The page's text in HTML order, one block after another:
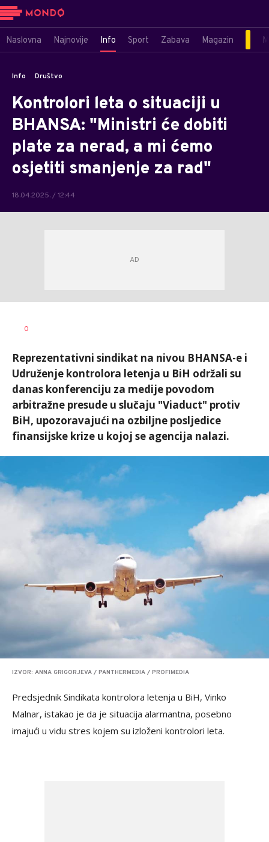
Naslovna Najnovije Info Sport Zabava Magazin
Info Društvo
Kontrolori leta o situaciji u
BHANSA: "Ministri će dobiti
plate za nerad, a mi ćemo
osjetiti smanjenje za rad"
18.04.2025. / 12:44
AUTOR
0
Reprezentativni sindikat na nivou BHANSA-e i
Udruženje kontrolora letenja u BiH održali su
danas konferenciju za medije povodom
arbitražne presude u slučaju "Viaduct" protiv
BiH, upozoravajući na ozbiljne posljedice
finansijske krize u kojoj se agencija nalazi.
IZVOR: ANNA GRIGORJEVA / PANTHERMEDIA / PROFIMEDIA
Predsjednik Sindikata kontrolora letenja u BiH, Vinko
Malnar, istakao je da je situacija alarmantna, posebno
imajući u vidu stres kojem su izloženi kontrolori leta.